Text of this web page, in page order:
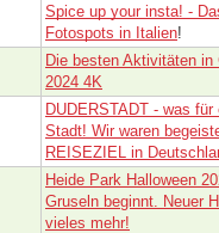
Spice up your insta! -
Fotospots in Italien!
Die besten Aktivitäten in
2024 4K
DUDERSTADT - was für
Stadt! Wir waren
REISEZIEL in
Heide Park Halloween
Gruseln beginnt. Neuer
vieles mehr!